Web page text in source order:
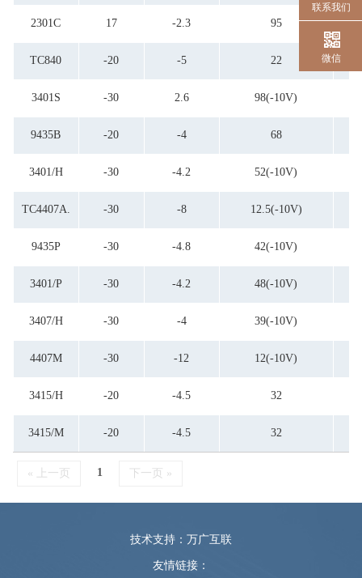
2301C 17 -2.3 95
TC840 -20 -5 22
3401S -30 2.6 98(-10V)
9435B -20 -4 68
3401/H -30 -4.2 52(-10V)
TC4407A. -30 -8 12.5(-10V)
9435P -30 -4.8 42(-10V)
3401/P -30 -4.2 48(-10V)
3407/H -30 -4 39(-10V)
4407M -30 -12 12(-10V)
3415/H -20 -4.5 32
3415/M -20 -4.5 32
« 上一页 1 下一页 »
技术支持：万广互联
友情链接：
联系我们
微信